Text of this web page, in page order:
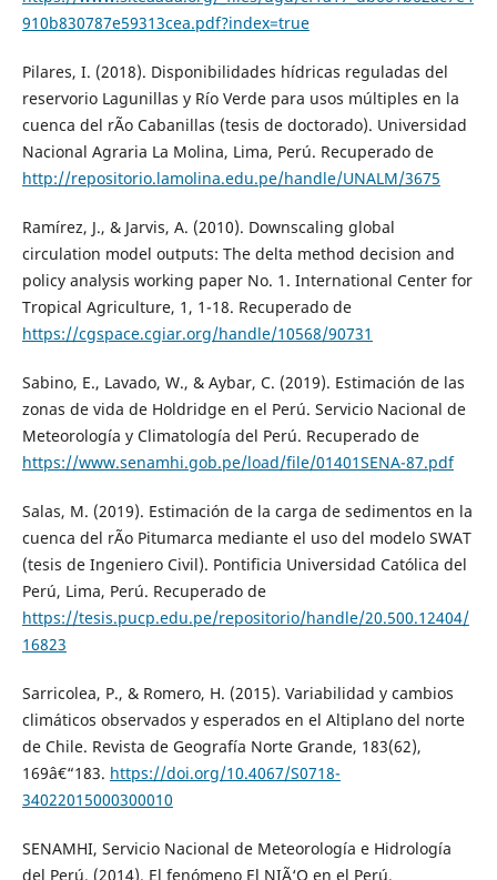
910b830787e59313cea.pdf?index=true
Pilares, I. (2018). Disponibilidades hídricas reguladas del
reservorio Lagunillas y Río Verde para usos múltiples en la
cuenca del rÃ­o Cabanillas (tesis de doctorado). Universidad
Nacional Agraria La Molina, Lima, Perú. Recuperado de
http://repositorio.lamolina.edu.pe/handle/UNALM/3675
Ramírez, J., & Jarvis, A. (2010). Downscaling global
circulation model outputs: The delta method decision and
policy analysis working paper No. 1. International Center for
Tropical Agriculture, 1, 1-18. Recuperado de
https://cgspace.cgiar.org/handle/10568/90731
Sabino, E., Lavado, W., & Aybar, C. (2019). Estimación de las
zonas de vida de Holdridge en el Perú. Servicio Nacional de
Meteorología y Climatología del Perú. Recuperado de
https://www.senamhi.gob.pe/load/file/01401SENA-87.pdf
Salas, M. (2019). Estimación de la carga de sedimentos en la
cuenca del rÃ­o Pitumarca mediante el uso del modelo SWAT
(tesis de Ingeniero Civil). Pontificia Universidad Católica del
Perú, Lima, Perú. Recuperado de
https://tesis.pucp.edu.pe/repositorio/handle/20.500.12404/
16823
Sarricolea, P., & Romero, H. (2015). Variabilidad y cambios
climáticos observados y esperados en el Altiplano del norte
de Chile. Revista de Geografía Norte Grande, 183(62),
169â€“183. https://doi.org/10.4067/S0718-
34022015000300010
SENAMHI, Servicio Nacional de Meteorología e Hidrología
del Perú. (2014). El fenómeno El NIÃ‘O en el Perú.